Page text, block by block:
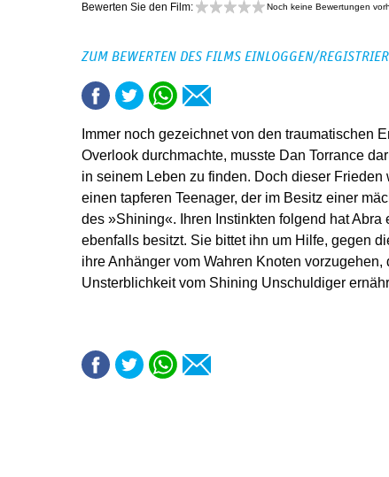
Bewerten Sie den Film: Noch keine Bewertungen
ZUM BEWERTEN DES FILMS EINLOGGEN/
Immer noch gezeichnet von den traumatischen
Overlook durchmachte, musste Dan Torrance
in seinem Leben zu finden. Doch dieser Frieden
einen tapferen Teenager, der im Besitz einer
des »Shining«. Ihren Instinkten folgend hat Abra
ebenfalls besitzt. Sie bittet ihn um Hilfe, gegen
ihre Anhänger vom Wahren Knoten
Unsterblichkeit vom Shining Unschuldiger